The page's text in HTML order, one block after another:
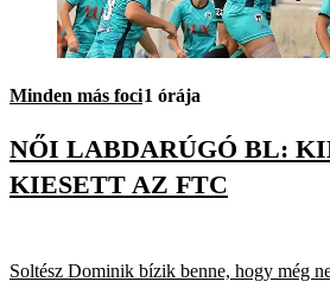
Minden más foci1 órája
NŐI LABDARÚGÓ BL:
KIESETT AZ FTC
Soltész Dominik bízik benne, hogy még